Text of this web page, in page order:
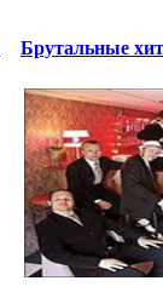
Брутальные